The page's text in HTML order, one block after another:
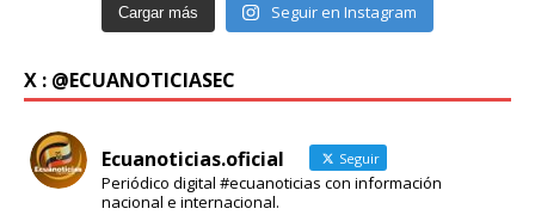
Cargar más Seguir en Instagram
X : @ECUANOTICIASEC
Ecuanoticias.oficial Seguir
Periódico digital #ecuanoticias con información
nacional e internacional.